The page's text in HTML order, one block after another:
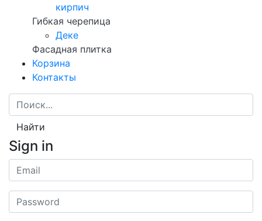
кирпич
Гибкая черепица
Деке
Фасадная плитка
Корзина
Контакты
Найти
Sign in